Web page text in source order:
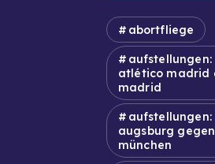
abortfliege
atlético madrid
madrid
augsburg
münchen